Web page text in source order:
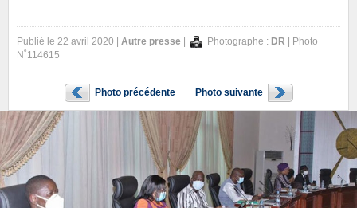
Publié le 22 avril 2020 | Autre presse Photographe : DR | Photo
N˚114615
Photo précédente Photo suivante